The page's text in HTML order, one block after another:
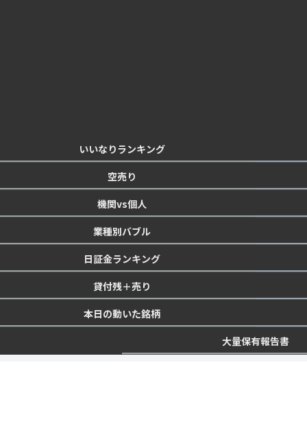
いいなりランキング
空売り
機関vs個人
業種別バブル
日証金ランキング
貸付残＋売り
本日の動いた銘柄
大量保有報告書